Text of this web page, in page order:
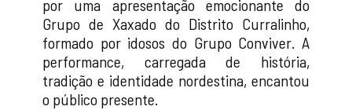
por uma apresentação emocionante do
Grupo de Xaxado do Distrito Curralinho,
formado por idosos do Grupo Conviver. A
performance, carregada de história,
tradição e identidade nordestina, encantou
o público presente.